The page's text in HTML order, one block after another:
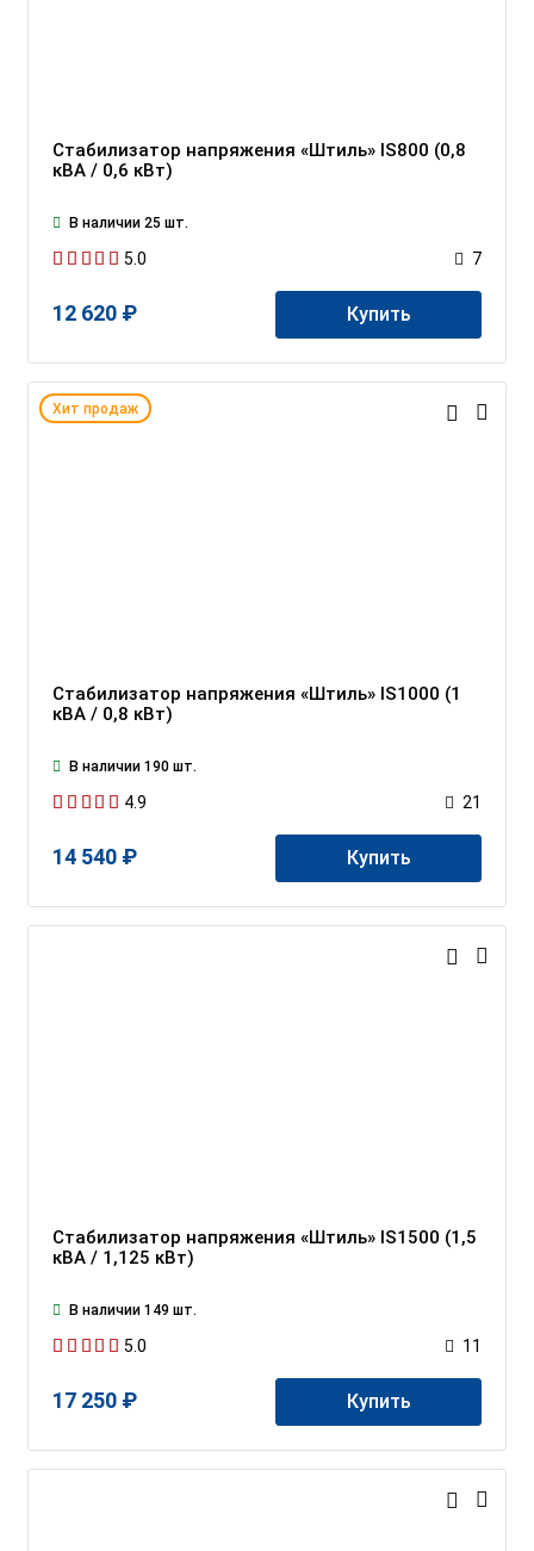
Стабилизатор напряжения «Штиль» IS800 (0,8
кВА / 0,6 кВт)
В наличии 25 шт.
5.0 7
12 620 ₽ Купить
Хит продаж
Стабилизатор напряжения «Штиль» IS1000 (1
кВА / 0,8 кВт)
В наличии 190 шт.
4.9 21
14 540 ₽ Купить
Стабилизатор напряжения «Штиль» IS1500 (1,5
кВА / 1,125 кВт)
В наличии 149 шт.
5.0 11
17 250 ₽ Купить